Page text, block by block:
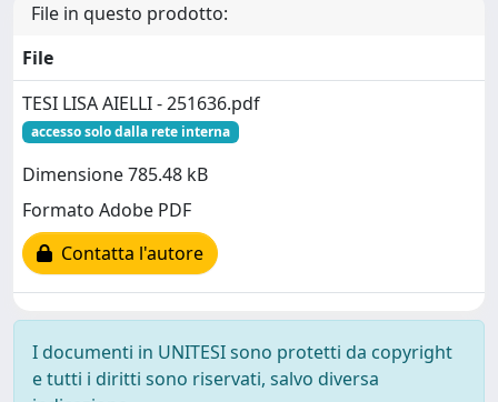
File in questo prodotto:
File
TESI LISA AIELLI - 251636.pdf
accesso solo dalla rete interna
Dimensione 785.48 kB
Formato Adobe PDF
Contatta l'autore
I documenti in UNITESI sono protetti da copyright
e tutti i diritti sono riservati, salvo diversa